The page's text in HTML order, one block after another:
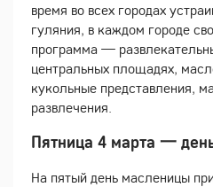
время во всех городах
гуляния, в каждом городе
программа —
центральных площадях,
кукольные представления,
развлечения.
Пятница 4 марта 一
На пятый день масленицы